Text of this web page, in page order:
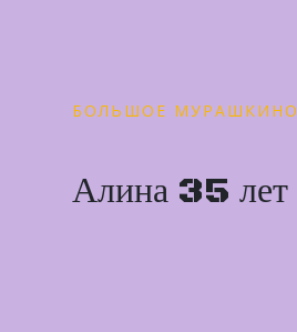
БОЛЬШОЕ МУРАШКИНО
Алина 35 лет